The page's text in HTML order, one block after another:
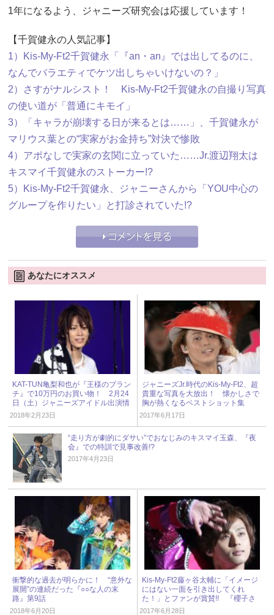
1年になるよう、ジャニーズ研究会は応援しています！
【千賀健永の人気記事】
1）Kis-My-Ft2千賀健永「『an・an』では出してるのに、
なんでバラエティでケツ出しちゃいけないの？」
2）さすがナルシスト！ Kis-My-Ft2千賀健永の自撮り写真
の使い道が「普通にキモイ」
3）「キャラが崩壊する日が来るとは……」、千賀健永が
マリウス葉との“実家がお金持ち”対決で惨敗
4）アポなしで実家の玄関に立っていた……Jr.渡辺翔太は
キスマイ千賀健永のストーカー!?
5）Kis-My-Ft2千賀健永、ジャニーさんから「YOU中心の
グループを作りたい」と打診されていた!?
あなたにオススメ
KAT-TUN亀梨和也が『王様のブラン
チ』で10万円のお買い物！ 2月24
日（土）ジャニーズアイドル出演情
報
2018年2月23日
ジャニーズJr.時代のKis-My-Ft2、超
貴重な写真を大放出！ 懐かしさで
胸が熱くなるベストショット集
2017年6月17日
“走り方が劇的にダサい”でおなじみのキスマイ玉森、『夜
会』での特訓で見事改善!?
2017年4月23日
衝撃的な過去が明らかに！ “意外な
展開”の連続だった『○○な人の末
路』第9話
2018年6月20日
Kis-My-Ft2藤ヶ谷太輔に「イメージ
にはない一面を引き出してくれ
た！」とファンが賞賛!! 『櫻子さ
ん』最終回
2017年6月28日